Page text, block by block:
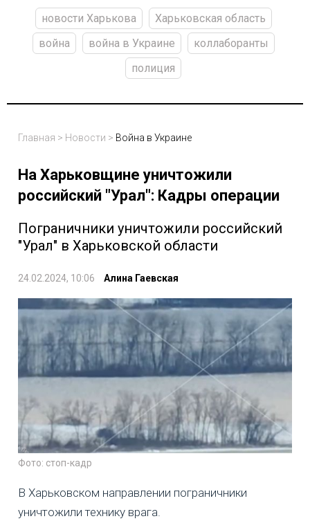
новости Харькова
Харьковская область
война
война в Украине
коллаборанты
полиция
Главная > Новости > Война в Украине
На Харьковщине уничтожили
российский "Урал": Кадры операции
Пограничники уничтожили российский
"Урал" в Харьковской области
24.02.2024, 10:06 Алина Гаевская
Фото: стоп-кадр
В Харьковском направлении пограничники
уничтожили технику врага.